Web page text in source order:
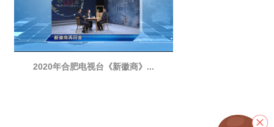
2020年合肥电视台《新徽商》...